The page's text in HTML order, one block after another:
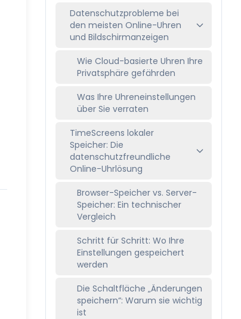
Datenschutzprobleme bei
den meisten Online-Uhren
und Bildschirmanzeigen
Wie Cloud-basierte Uhren Ihre
Privatsphäre gefährden
Was Ihre Uhreneinstellungen
über Sie verraten
TimeScreens lokaler
Speicher: Die
datenschutzfreundliche
Online-Uhrlösung
Browser-Speicher vs. Server-
Speicher: Ein technischer
Vergleich
Schritt für Schritt: Wo Ihre
Einstellungen gespeichert
werden
Die Schaltfläche „Änderungen
speichern“: Warum sie wichtig
ist